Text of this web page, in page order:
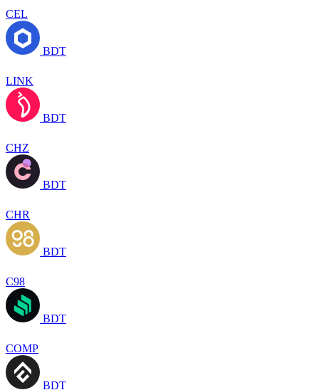
CEL
BDT
LINK
BDT
CHZ
BDT
CHR
BDT
C98
BDT
COMP
BDT